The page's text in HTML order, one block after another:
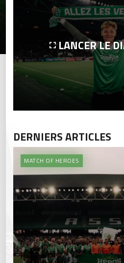
LANCER LE
DERNIERS ARTICLES
MATCH OF HEROES